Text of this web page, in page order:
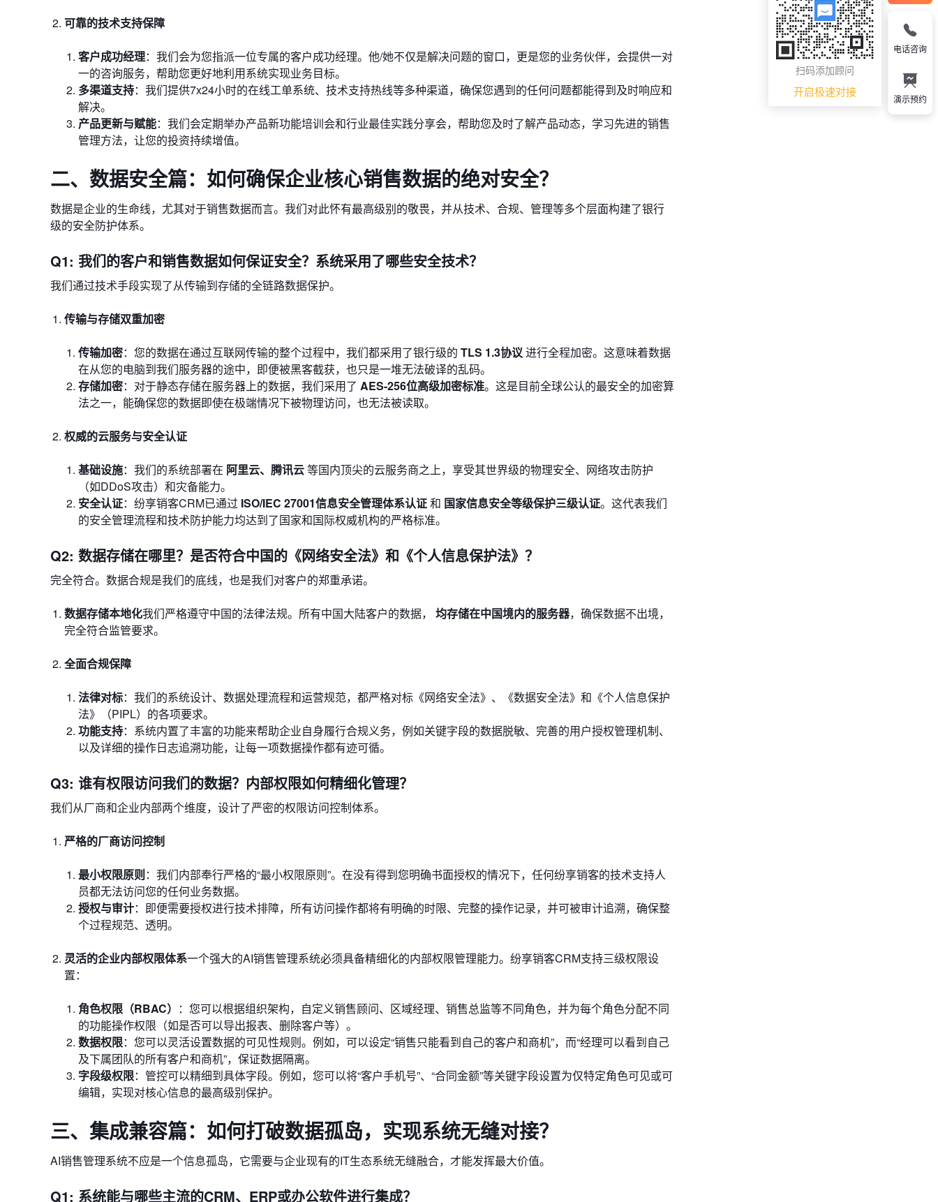
可靠的技术支持保障
客户成功经理：我们会为您指派一位专属的客户成功经理。他/她不仅是解决问题的窗口，更是您的业务伙伴，会提供一对
一的咨询服务，帮助您更好地利用系统实现业务目标。
多渠道支持：我们提供7x24小时的在线工单系统、技术支持热线等多种渠道，确保您遇到的任何问题都能得到及时响应和
解决。
产品更新与赋能：我们会定期举办产品新功能培训会和行业最佳实践分享会，帮助您及时了解产品动态，学习先进的销售
管理方法，让您的投资持续增值。
二、数据安全篇：如何确保企业核心销售数据的绝对安全？
数据是企业的生命线，尤其对于销售数据而言。我们对此怀有最高级别的敬畏，并从技术、合规、管理等多个层面构建了银行
级的安全防护体系。
Q1: 我们的客户和销售数据如何保证安全？系统采用了哪些安全技术？
我们通过技术手段实现了从传输到存储的全链路数据保护。
传输与存储双重加密
传输加密：您的数据在通过互联网传输的整个过程中，我们都采用了银行级的 TLS 1.3协议进行全程加密。这意味着数据
在从您的电脑到我们服务器的途中，即便被黑客截获，也只是一堆无法破译的乱码。
存储加密：对于静态存储在服务器上的数据，我们采用了 AES-256位高级加密标准。这是目前全球公认的最安全的加密算
法之一，能确保您的数据即使在极端情况下被物理访问，也无法被读取。
权威的云服务与安全认证
基础设施：我们的系统部署在 阿里云、腾讯云等国内顶尖的云服务商之上，享受其世界级的物理安全、网络攻击防护
（如DDoS攻击）和灾备能力。
安全认证：纷享销客CRM已通过 ISO/IEC 27001信息安全管理体系认证和 国家信息安全等级保护三级认证。这代表我们
的安全管理流程和技术防护能力均达到了国家和国际权威机构的严格标准。
Q2: 数据存储在哪里？是否符合中国的《网络安全法》和《个人信息保护法》？
完全符合。数据合规是我们的底线，也是我们对客户的郑重承诺。
数据存储本地化我们严格遵守中国的法律法规。所有中国大陆客户的数据， 均存储在中国境内的服务器，确保数据不出境，
完全符合监管要求。
全面合规保障
法律对标：我们的系统设计、数据处理流程和运营规范，都严格对标《网络安全法》、《数据安全法》和《个人信息保护
法》（PIPL）的各项要求。
功能支持：系统内置了丰富的功能来帮助企业自身履行合规义务，例如关键字段的数据脱敏、完善的用户授权管理机制、
以及详细的操作日志追溯功能，让每一项数据操作都有迹可循。
Q3: 谁有权限访问我们的数据？内部权限如何精细化管理？
我们从厂商和企业内部两个维度，设计了严密的权限访问控制体系。
严格的厂商访问控制
最小权限原则：我们内部奉行严格的“最小权限原则”。在没有得到您明确书面授权的情况下，任何纷享销客的技术支持人
员都无法访问您的任何业务数据。
授权与审计：即便需要授权进行技术排障，所有访问操作都将有明确的时限、完整的操作记录，并可被审计追溯，确保整
个过程规范、透明。
灵活的企业内部权限体系一个强大的AI销售管理系统必须具备精细化的内部权限管理能力。纷享销客CRM支持三级权限设
置：
角色权限（RBAC） ：您可以根据组织架构，自定义销售顾问、区域经理、销售总监等不同角色，并为每个角色分配不同
的功能操作权限（如是否可以导出报表、删除客户等）。
数据权限：您可以灵活设置数据的可见性规则。例如，可以设定“销售只能看到自己的客户和商机”，而“经理可以看到自己
及下属团队的所有客户和商机”，保证数据隔离。
字段级权限：管控可以精细到具体字段。例如，您可以将“客户手机号”、“合同金额”等关键字段设置为仅特定角色可见或可
编辑，实现对核心信息的最高级别保护。
三、集成兼容篇：如何打破数据孤岛，实现系统无缝对接？
AI销售管理系统不应是一个信息孤岛，它需要与企业现有的IT生态系统无缝融合，才能发挥最大价值。
Q1: 系统能与哪些主流的CRM、ERP或办公软件进行集成？
扫码添加顾问
开启极速对接
电话咨询
演示预约